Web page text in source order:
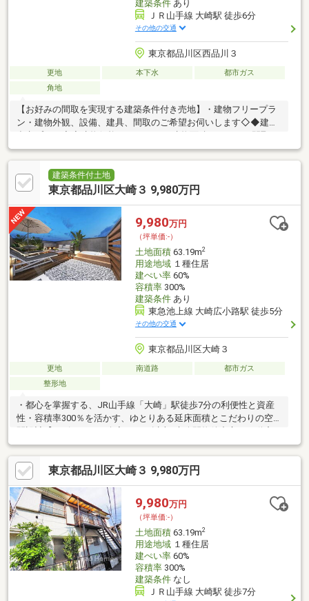
建築条件あり
ＪＲ山手線 大崎駅 徒歩6分
その他の交通
東京都品川区西品川３
更地 本下水
都市ガス
角地
【お好みの間取を実現する建築条件付き売地】・建物フリープラ
ン・建物外観、設備、建具、間取のご希望お伺いします◇◆建物
4LDK＋P・耐震等級2、断熱等級5、EV車用電源、制震ダンパー付
きプラン≪通学域≫三木小学校大崎中学校【営業時間】10：00～
20：00この時間帯はお電話のお問い合わせがスムーズにご対応で
きます！お気軽にご連絡ください！
建築条件付土地
東京都品川区大崎３ 9,980万円
9,980万円
（坪単価:-）
土地面積63.19m2
用途地域１種住居
建ぺい率60%
容積率300%
建築条件あり
東急池上線 大崎広小路駅 徒歩5分
その他の交通
東京都品川区大崎３
更地 南道路
都市ガス
整形地
・都心を掌握する、JR山手線「大崎」駅徒歩7分の利便性と資産
性・容積率300％を活かす、ゆとりある延床面積とこだわりの空
テック企業】≪弊社ランディックス桜新町本店は創業45年≫世田
谷区・目黒区・大田区・品川区・渋谷区・港区をはじめとした城
南エリア、新宿区・文京区・豊島区・杉並区・中野区・台東区
等、都内の人気の住宅地の不動産情報に特化し、桜新町・自由が
丘・目黒の3拠点にて営業させて頂いております。ご不安な方は一
度お気軽にお問い合わせくださいませ。
東京都品川区大崎３ 9,980万円
9,980万円
（坪単価:-）
土地面積63.19m2
用途地域１種住居
建ぺい率60%
容積率300%
建築条件なし
ＪＲ山手線 大崎駅 徒歩7分